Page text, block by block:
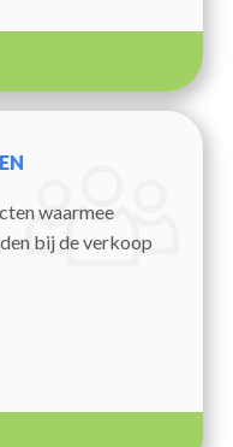
waarmee
bij de verkoop